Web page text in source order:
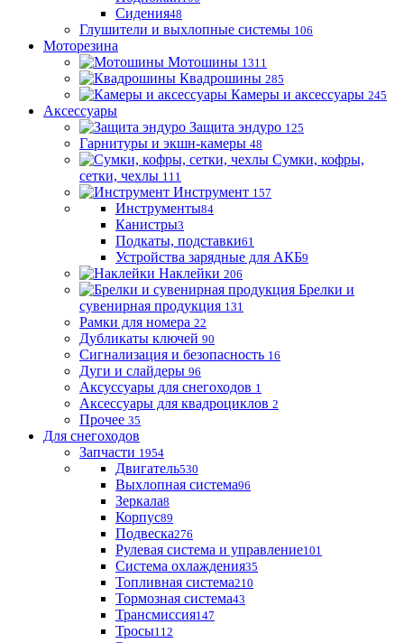
Сидения48
Глушители и выхлопные системы 106
Моторезина
Мотошины 1311
Квадрошины 285
Камеры и аксессуары 245
Аксессуары
Защита эндуро 125
Гарнитуры и экшн-камеры 48
Сумки, кофры,
сетки, чехлы 111
Инструмент 157
Инструменты84
Канистры3
Подкаты, подставки61
Устройства зарядные для АКБ9
Наклейки 206
Брелки и
сувенирная продукция 131
Рамки для номера 22
Дубликаты ключей 90
Сигнализация и безопасность 16
Дуги и слайдеры 96
Аксуссуары для снегоходов 1
Аксессуары для квадроциклов 2
Прочее 35
Для снегоходов
Запчасти 1954
Двигатель530
Выхлопная система96
Зеркала8
Корпус89
Подвеска276
Рулевая система и управление101
Система охлаждения35
Топливная система210
Тормозная система43
Трансмиссия147
Тросы112